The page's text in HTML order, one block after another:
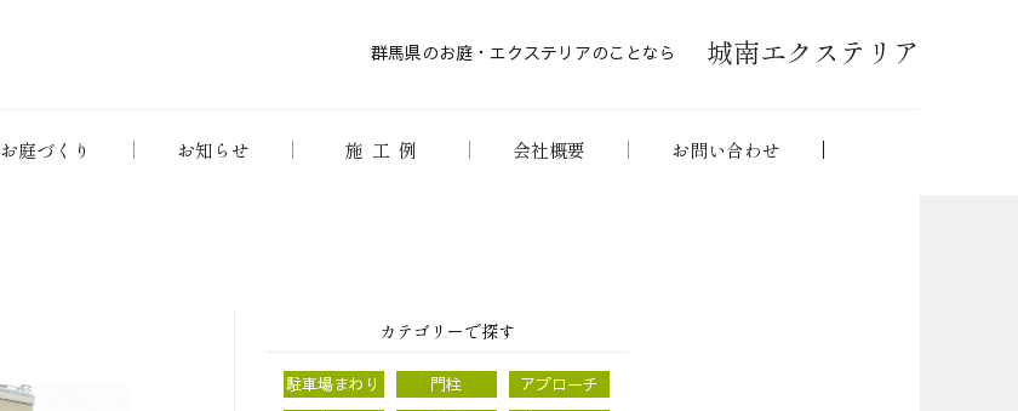
群馬県のお庭・エクステリアのことなら 城南エクステリア
お庭づくり お知らせ 施工例 会社概要 お問い合わせ
カテゴリーで探す
駐車場まわり 門柱
アプローチ